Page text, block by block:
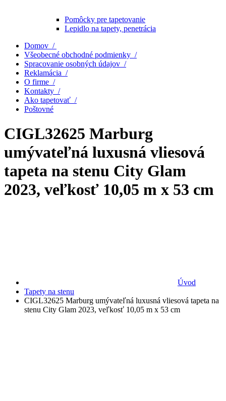
Pomôcky pre tapetovanie
Lepidlo na tapety, penetrácia
Domov /
Všeobecné obchodné podmienky /
Spracovanie osobných údajov /
Reklamácia /
O firme /
Kontakty /
Ako tapetovať /
Poštovné
CIGL32625 Marburg
umývateľná luxusná vliesová
tapeta na stenu City Glam
2023, veľkosť 10,05 m x 53 cm
Úvod
Tapety na stenu
CIGL32625 Marburg umývateľná luxusná vliesová tapeta na
stenu City Glam 2023, veľkosť 10,05 m x 53 cm